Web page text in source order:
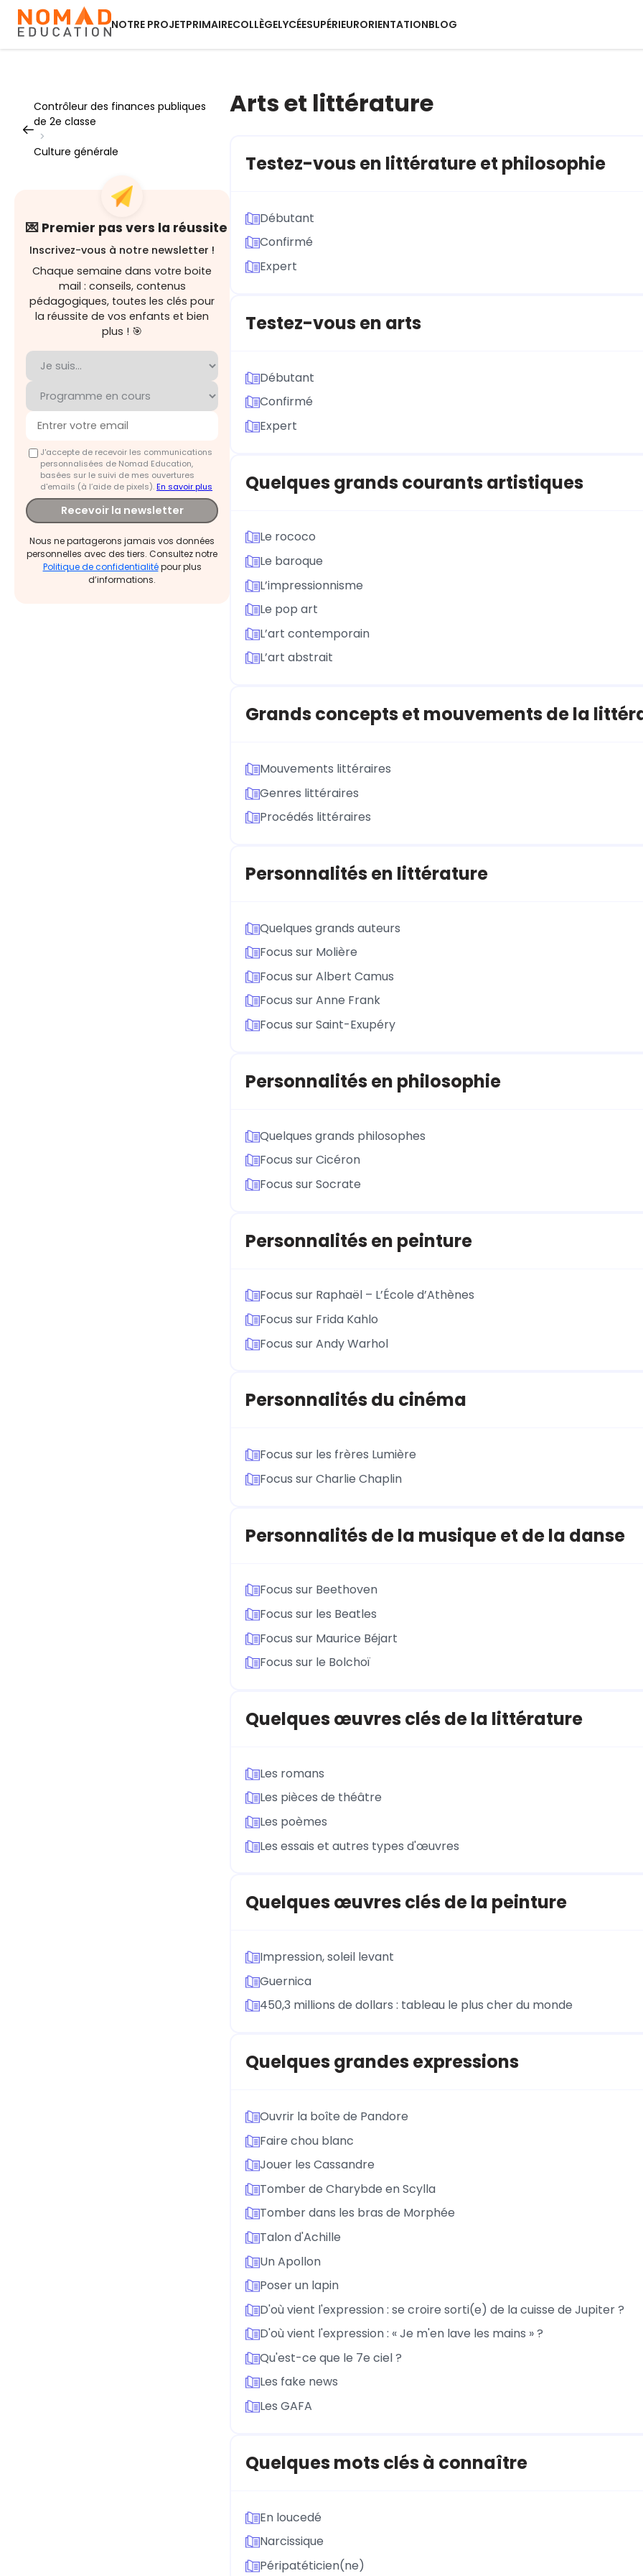
NOTRE PROJETPRIMAIRECOLLÈGELYCÉESUPÉRIEURORIENTATIONBLOG
Contrôleur des finances publiques
de 2e classe
>
Culture générale
💌 Premier pas vers la réussite
Inscrivez-vous à notre newsletter !
Chaque semaine dans votre boite
mail : conseils, contenus
pédagogiques, toutes les clés pour
la réussite de vos enfants et bien
plus ! 🎯
J'accepte de recevoir les communications
personnalisées de Nomad Education,
basées sur le suivi de mes ouvertures
d'emails (à l’aide de pixels).En savoir plus
Recevoir la newsletter
Nous ne partagerons jamais vos données
personnelles avec des tiers. Consultez notre
Politique de confidentialitépour plus
d’informations.
Arts et littérature
Testez-vous en littérature et philosophie
Débutant
Confirmé
Expert
Testez-vous en arts
Débutant
Confirmé
Expert
Quelques grands courants artistiques
Le rococo
Le baroque
L’impressionnisme
Le pop art
L’art contemporain
L’art abstrait
Grands concepts et mouvements de la
Mouvements littéraires
Genres littéraires
Procédés littéraires
Personnalités en littérature
Quelques grands auteurs
Focus sur Molière
Focus sur Albert Camus
Focus sur Anne Frank
Focus sur Saint-Exupéry
Personnalités en philosophie
Quelques grands philosophes
Focus sur Cicéron
Focus sur Socrate
Personnalités en peinture
Focus sur Raphaël – L’École d’Athènes
Focus sur Frida Kahlo
Focus sur Andy Warhol
Personnalités du cinéma
Focus sur les frères Lumière
Focus sur Charlie Chaplin
Personnalités de la musique et de la danse
Focus sur Beethoven
Focus sur les Beatles
Focus sur Maurice Béjart
Focus sur le Bolchoï
Quelques œuvres clés de la littérature
Les romans
Les pièces de théâtre
Les poèmes
Les essais et autres types d'œuvres
Quelques œuvres clés de la peinture
Impression, soleil levant
Guernica
450,3 millions de dollars : tableau le plus cher du monde
Quelques grandes expressions
Ouvrir la boîte de Pandore
Faire chou blanc
Jouer les Cassandre
Tomber de Charybde en Scylla
Tomber dans les bras de Morphée
Talon d'Achille
Un Apollon
Poser un lapin
D'où vient l'expression : se croire sorti(e) de la cuisse de Jupiter ?
D'où vient l'expression : « Je m'en lave les mains » ?
Qu'est-ce que le 7e ciel ?
Les fake news
Les GAFA
Quelques mots clés à connaître
En loucedé
Narcissique
Péripatéticien(ne)